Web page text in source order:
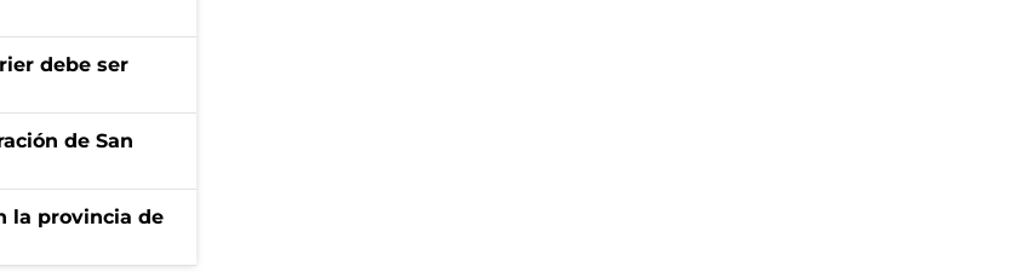
debe ser
de San
la provincia de